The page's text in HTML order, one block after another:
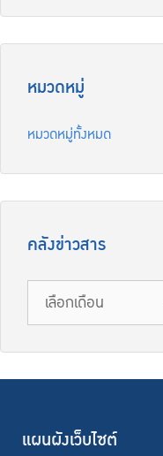
หมวดหมู่
หมวดหมู่ทั้งหมด
คลังข่าวสาร
แผนผังเว็บไซต์